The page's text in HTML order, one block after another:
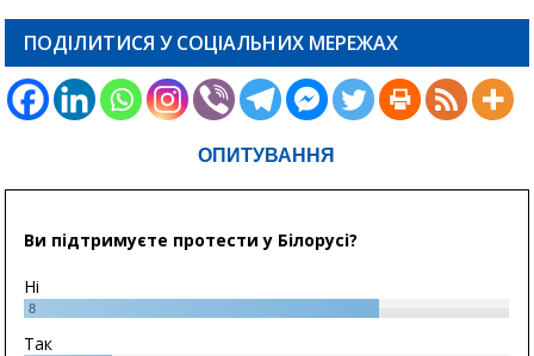
ПОДІЛИТИСЯ У СОЦІАЛЬНИХ МЕРЕЖАХ
ОПИТУВАННЯ
Ви підтримуєте протести у Білорусі?
Ні
8
Так